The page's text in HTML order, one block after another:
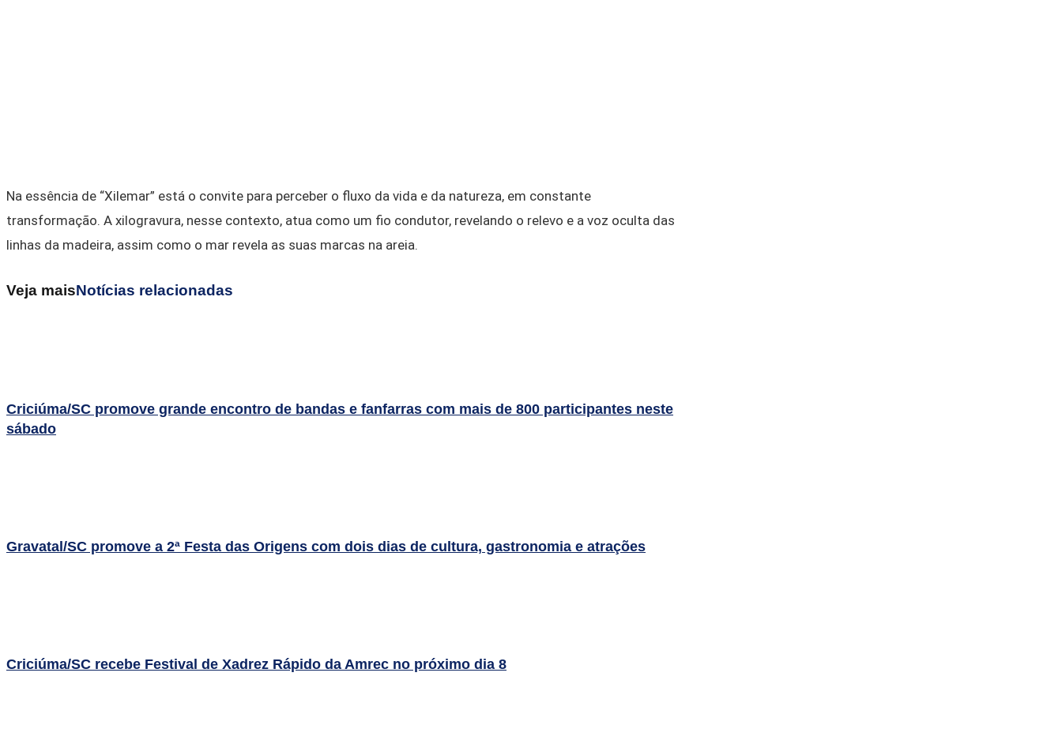
Na essência de “Xilemar” está o convite para perceber o fluxo da vida e da natureza, em constante
transformação. A xilogravura, nesse contexto, atua como um fio condutor, revelando o relevo e a voz oculta das
linhas da madeira, assim como o mar revela as suas marcas na areia.
Veja maisNotícias relacionadas
Criciúma/SC promove grande encontro de bandas e fanfarras com mais de 800 participantes neste
sábado
Gravatal/SC promove a 2ª Festa das Origens com dois dias de cultura, gastronomia e atrações
Criciúma/SC recebe Festival de Xadrez Rápido da Amrec no próximo dia 8